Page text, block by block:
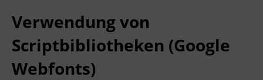
Verwendung von
Scriptbibliotheken (Google
Webfonts)